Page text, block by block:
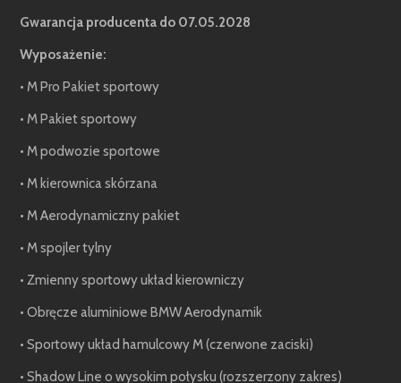
Gwarancja producenta do 07.05.2028
Wyposażenie:
• M Pro Pakiet sportowy
• M Pakiet sportowy
• M podwozie sportowe
• M kierownica skórzana
• M Aerodynamiczny pakiet
• M spojler tylny
• Zmienny sportowy układ kierowniczy
• Obręcze aluminiowe BMW Aerodynamik
• Sportowy układ hamulcowy M (czerwone zaciski)
• Shadow Line o wysokim połysku (rozszerzony zakres)